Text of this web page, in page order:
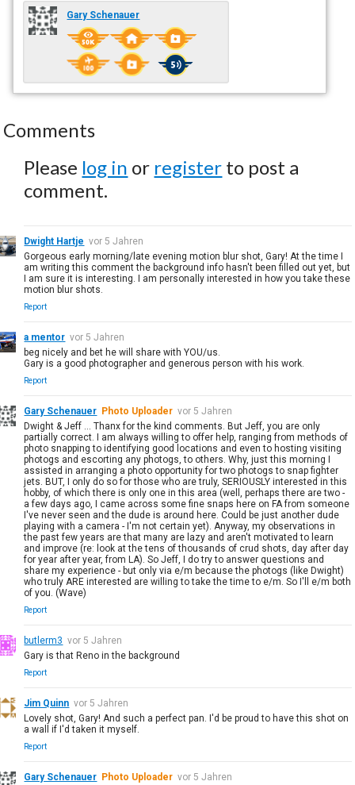
Gary Schenauer
Comments
Please log in or register to post a
comment.
Dwight Hartje vor 5 Jahren
Gorgeous early morning/late evening motion blur shot, Gary! At the time I
am writing this comment the background info hasn't been filled out yet, but
I am sure it is interesting. I am personally interested in how you take these
motion blur shots.
Report
a mentor vor 5 Jahren
beg nicely and bet he will share with YOU/us.
Gary is a good photographer and generous person with his work.
Report
Gary Schenauer Photo Uploader vor 5 Jahren
Dwight & Jeff ... Thanx for the kind comments. But Jeff, you are only
partially correct. I am always willing to offer help, ranging from methods of
photo snapping to identifying good locations and even to hosting visiting
photogs and escorting any photogs, to others. Why, just this morning I
assisted in arranging a photo opportunity for two photogs to snap fighter
jets. BUT, I only do so for those who are truly, SERIOUSLY interested in this
hobby, of which there is only one in this area (well, perhaps there are two -
a few days ago, I came across some fine snaps here on FA from someone
I've never seen and the dude is around here. Could be just another dude
playing with a camera - I'm not certain yet). Anyway, my observations in
the past few years are that many are lazy and aren't motivated to learn
and improve (re: look at the tens of thousands of crud shots, day after day
for year after year, from LA). So Jeff, I do try to answer questions and
share my experience - but only via e/m because the photogs (like Dwight)
who truly ARE interested are willing to take the time to e/m. So I'll e/m both
of you. (Wave)
Report
butlerm3 vor 5 Jahren
Gary is that Reno in the background
Report
Jim Quinn vor 5 Jahren
Lovely shot, Gary! And such a perfect pan. I'd be proud to have this shot on
a wall if I'd taken it myself.
Report
Gary Schenauer Photo Uploader vor 5 Jahren